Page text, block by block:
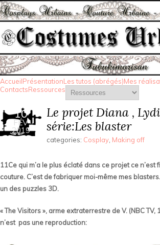
AccueilPrésentationLes tutos (abrégés)Mes
ContactsRessources
10
FÉV
2019
Le projet Diana ,
série:Les blaster
categories: Cosplay Making off
11Ce qui m’a le plus éclaté dans ce projet ce n’est
couture. C’est de fabriquer moi-même mes
un des puzzles 3D.
« The Visitors », arme extraterrestre de V. (NBC TV,
n’est pas une reproduction: